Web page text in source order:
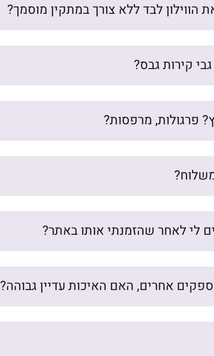
הווילון לבד ללא צורך במתקין מוסמך?
קירות גבס?
פרגולות, מרפסות?
לי לאחר שהזמנתי אותו באתר?
אחרים, האם האיכות עדיין גבוהה?